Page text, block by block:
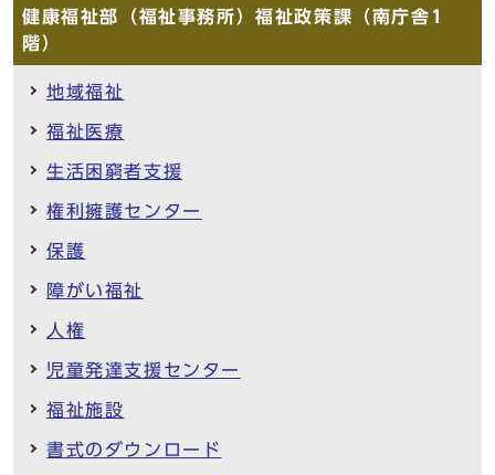
健康福祉部（福祉事務所）福祉政策課（南庁舎1
階）
地域福祉
福祉医療
生活困窮者支援
権利擁護センター
保護
障がい福祉
人権
児童発達支援センター
福祉施設
書式のダウンロード